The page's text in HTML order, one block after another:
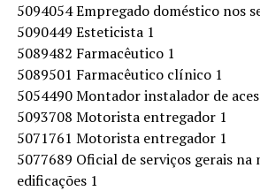
5094054 Empregado doméstico nos
5090449 Esteticista 1
5089482 Farmacêutico 1
5089501 Farmacêutico clínico 1
5054490 Montador instalador de
5093708 Motorista entregador 1
5071761 Motorista entregador 1
5077689 Oficial de serviços gerais na
edificações 1